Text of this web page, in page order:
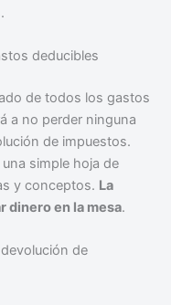
deducibles
de todos los gastos
a no perder ninguna
de impuestos.
simple hoja de
y conceptos. La
dinero en la mesa.
de